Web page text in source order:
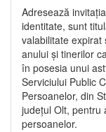
Adresează
identitate, sunt
valabilitate expirat
anului și tinerilor
în posesia unui
Serviciului Public
Persoanelor, din
județul Olt, pentru
persoanelor.